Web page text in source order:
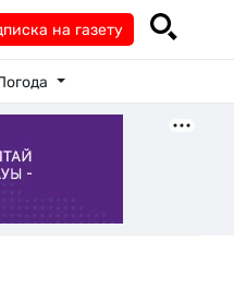
на газету